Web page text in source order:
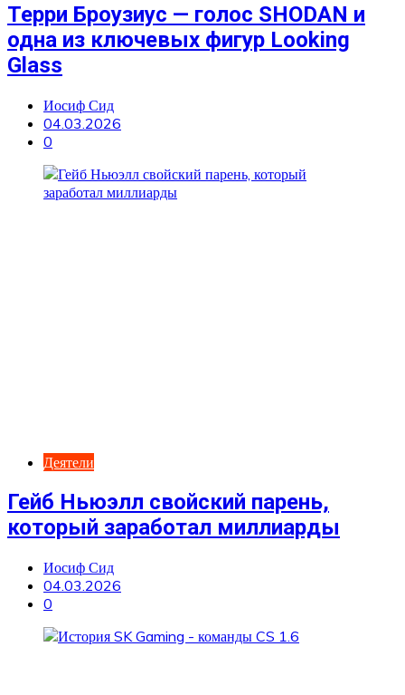
Терри Броузиус — голос SHODAN и
одна из ключевых фигур Looking
Glass
Иосиф Сид
04.03.2026
0
Деятели
Гейб Ньюэлл свойский парень,
который заработал миллиарды
Иосиф Сид
04.03.2026
0